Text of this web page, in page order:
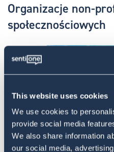
This website uses cookies
We use cookies to
provide social media
We also share information
our social media,
Organizacje non-
społecznościowych
CONTENT MARKETING